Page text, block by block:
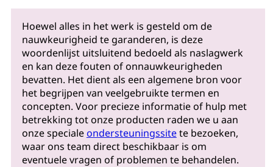
Hoewel alles in het werk is gesteld om de
nauwkeurigheid te garanderen, is deze
woordenlijst uitsluitend bedoeld als naslagwerk
en kan deze fouten of onnauwkeurigheden
bevatten. Het dient als een algemene bron voor
het begrijpen van veelgebruikte termen en
concepten. Voor precieze informatie of hulp met
betrekking tot onze producten raden we u aan
onze specialeondersteuningssitete bezoeken,
waar ons team direct beschikbaar is om
eventuele vragen of problemen te behandelen.